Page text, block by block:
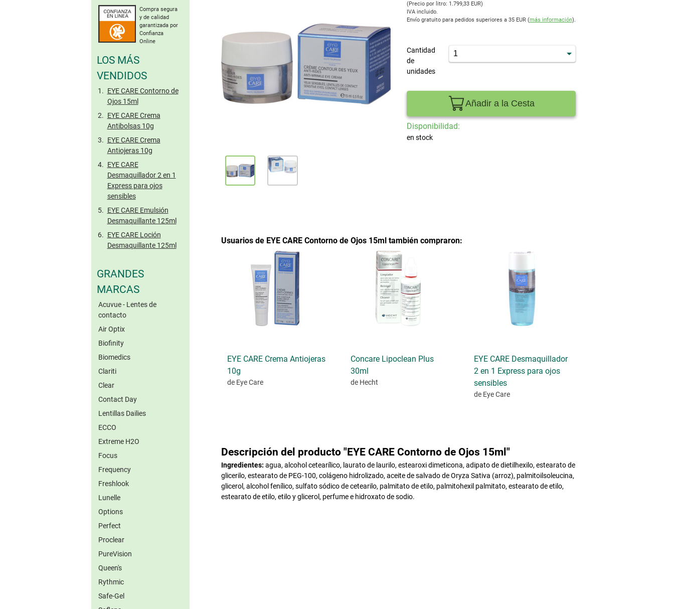
colores
Solución salina
Gotas oculares
Cuidado de lentillas
Tamaño viaje
Compra segura
y de calidad
garantizada por
Confianza
Online
LOS MÁS
VENDIDOS
EYE CARE Contorno de
Ojos 15ml
EYE CARE Crema
Antibolsas 10g
EYE CARE Crema
Antiojeras 10g
EYE CARE
Desmaquillador 2 en 1
Express para ojos
sensibles
EYE CARE Emulsión
Desmaquillante 125ml
EYE CARE Loción
Desmaquillante 125ml
GRANDES
MARCAS
Acuvue - Lentes de
contacto
Air Optix
Biofinity
Biomedics
Clariti
Clear
Contact Day
Lentillas Dailies
ECCO
Extreme H2O
Focus
Frequency
Freshlook
Lunelle
Options
Perfect
Proclear
PureVision
Queen's
Rythmic
Safe-Gel
(Precio por litro: 1.799,33 EUR)
IVA incluido.
Envío gratuito para pedidos superiores a 35 EUR (más información).
Cantidad
de
unidades
Añadir a la Cesta
Disponibilidad:
en stock
Usuarios de EYE CARE Contorno de Ojos 15ml también compraron:
EYE CARE Crema Antiojeras
10g
de Eye Care
Concare Lipoclean Plus
30ml
de Hecht
EYE CARE Desmaquillador
2 en 1 Express para ojos
sensibles
de Eye Care
Descripción del producto "EYE CARE Contorno de Ojos 15ml"
Ingredientes: agua, alcohol cetearílico, laurato de laurilo, estearoxi dimeticona, adipato de dietilhexilo, estearato de
glicerilo, estearato de PEG-100, colágeno hidrolizado, aceite de salvado de Oryza Sativa (arroz), palmitoilsoleucina,
glicerol, alcohol fenílico, sulfato sódico de cetearilo, palmitato de etilo, palmitohexil palmitato, estearato de etilo,
estearato de etilo, etilo y glicerol, perfume e hidroxato de sodio.